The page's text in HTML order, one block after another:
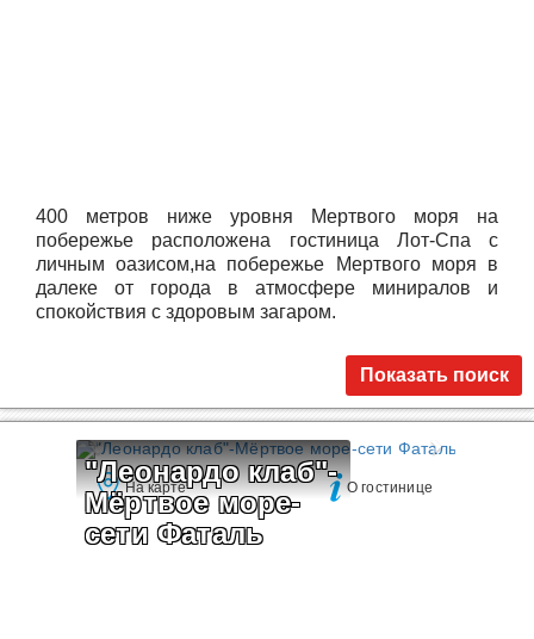
400 метров ниже уровня Мертвого моря на
побережье расположена гостиница Лот-Спа с
личным оазисом,на побережье Мертвого моря в
далеке от города в атмосфере миниралов и
спокойствия с здоровым загаром.
Показать поиск
"Леонардо клаб"-
Мёртвое море-
сети Фаталь
На карте О гостинице